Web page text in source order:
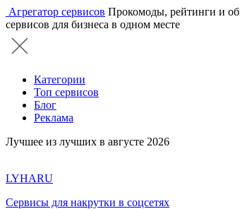
Агрегатор сервисов Прокомоды, рейтинги и
сервисов для бизнеса в одном месте
Категории
Топ сервисов
Блог
Реклама
Лучшее из лучших в августе 2026
LYHARU
Сервисы для накрутки в соцсетях